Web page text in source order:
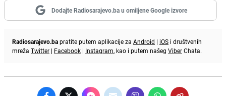
Dodajte Radiosarajevo.ba u omiljene Google izvore
Radiosarajevo.bapratite putem aplikacije za Android | iOS i društvenih
mreža Twitter | Facebook | Instagram, kao i putem našeg ViberChata.